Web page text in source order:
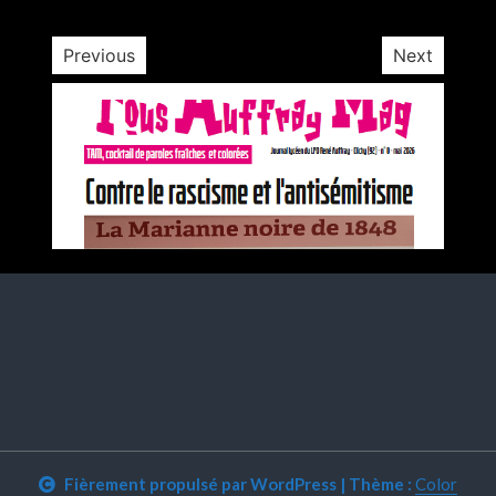
Previous Next
Fièrement propulsé par WordPress | Thème : Color